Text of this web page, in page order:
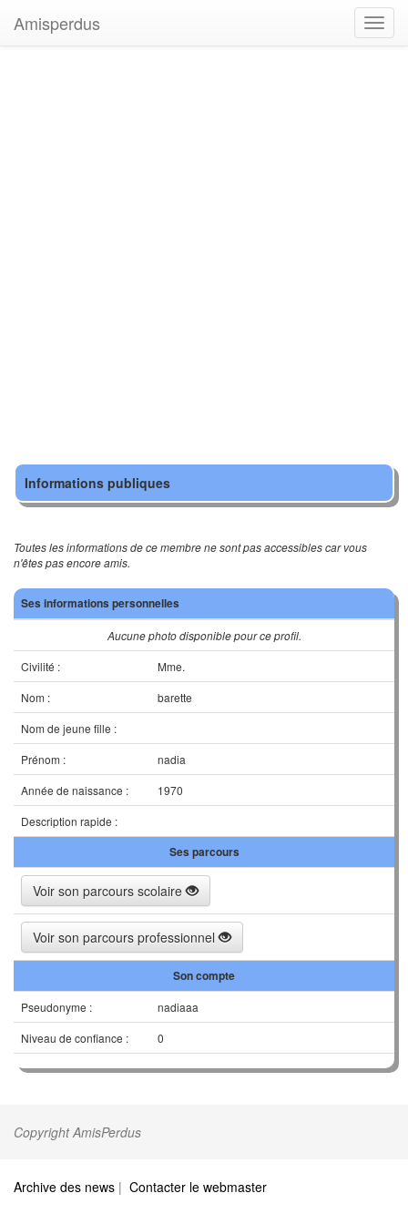
Amisperdus
Informations publiques
Toutes les informations de ce membre ne sont pas accessibles car vous
n'êtes pas encore amis.
Ses informations personnelles
Aucune photo disponible pour ce profil.
Civilité :
Mme.
Nom :
barette
Nom de jeune fille :
Prénom :
nadia
Année de naissance :
1970
Description rapide :
Ses parcours
Voir son parcours scolaire
Voir son parcours professionnel
Son compte
Pseudonyme :
nadiaaa
Niveau de confiance :
0
Copyright AmisPerdus
Archive des news | Contacter le webmaster